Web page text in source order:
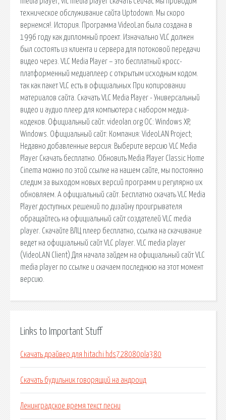
Links to Important Stuff
Скачать драйвер для hitachi hds728080pla380
Скачать будильник говорящий на андроид
Ленинградское время текст песни